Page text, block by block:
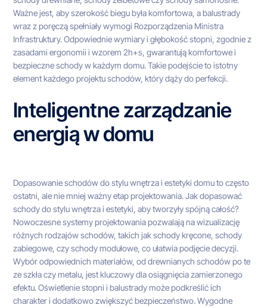
Ważne jest, aby szerokość biegu była komfortowa, a balustrady
wraz z poręczą spełniały wymogi Rozporządzenia Ministra
Infrastruktury. Odpowiednie wymiary i głębokość stopni, zgodnie z
zasadami ergonomii i wzorem 2h+s, gwarantują komfortowe i
bezpieczne schody w każdym domu. Takie podejście to istotny
element każdego projektu schodów, który dąży do perfekcji.
Inteligentne zarządzanie
energią w domu
Dopasowanie schodów do stylu wnętrza i estetyki domu to często
ostatni, ale nie mniej ważny etap projektowania. Jak dopasować
schody do stylu wnętrza i estetyki, aby tworzyły spójną całość?
Nowoczesne systemy projektowania pozwalają na wizualizację
różnych rodzajów schodów, takich jak schody kręcone, schody
zabiegowe, czy schody modułowe, co ułatwia podjęcie decyzji.
Wybór odpowiednich materiałów, od drewnianych schodów po te
ze szkła czy metalu, jest kluczowy dla osiągnięcia zamierzonego
efektu. Oświetlenie stopni i balustrady może podkreślić ich
charakter i dodatkowo zwiększyć bezpieczeństwo. Wygodne